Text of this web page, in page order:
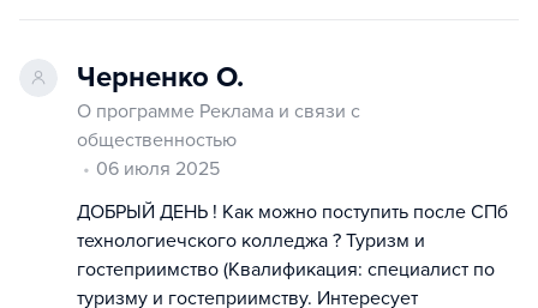
Черненко О.
О программе Реклама и связи с
общественностью
06 июля 2025
ДОБРЫЙ ДЕНЬ ! Как можно поступить после СПб
технологиечского колледжа ? Туризм и
гостеприимство (Квалификация: специалист по
туризму и гостеприимству. Интересует